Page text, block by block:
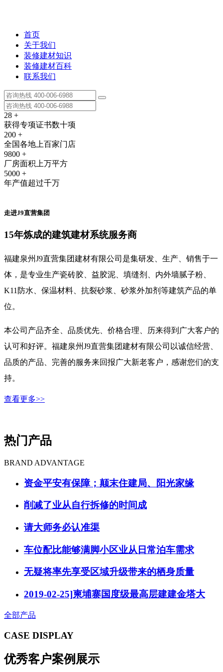
首页
关于我们
装修建材知识
装修建材百科
联系我们
28 +
获得专项证书数十项
200 +
全国各地上百家门店
9800 +
厂房面积上万平方
5000 +
年产值超过千万
走进J9直营集团
15年炼成的建筑建材系统服务商
福建泉州J9直营集团建材有限公司是集研发、生产、销售于一
体，是专业生产瓷砖胶、益胶泥、填缝剂、内外墙腻子粉、
K11防水、保温材料、抗裂砂浆、砂浆外加剂等建筑产品的单
位。
本公司产品齐全、品质优先、价格合理、历来得到广大客户的
认可和好评。福建泉州J9直营集团建材有限公司以诚信经营、
品质的产品、完善的服务来回报广大新老客户，感谢您们的支
持。
查看更多>>
热门产品
BRAND ADVANTAGE
资金平安有保障；颠末住建局、阳光家缘
削减了业从自行拆修的时间成
请大师务必认准渠
车位配比能够满脚小区业从日常泊车需求
无疑将率先享受区域升级带来的栖身质量
2019-02-25]柬埔寨国度级最高层建建金塔大
全部产品
CASE DISPLAY
优秀客户案例展示